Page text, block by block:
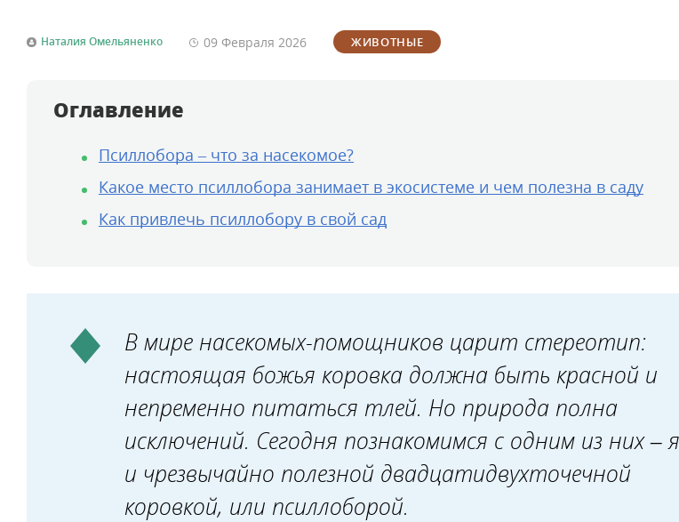
Наталия Омельяненко 09 Февраля 2026 ЖИВОТНЫЕ
Оглавление
Псиллобора – что за насекомое?
Какое место псиллобора занимает в экосистеме и чем полезна в саду
Как привлечь псиллобору в свой сад
В мире насекомых-помощников царит стереотип:
настоящая божья коровка должна быть красной и
непременно питаться тлей. Но природа полна
исключений. Сегодня познакомимся с одним из них –
и чрезвычайно полезной двадцатидвухточечной
коровкой, или псиллоборой.